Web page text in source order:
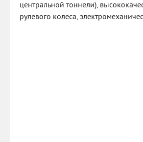
центральной тоннели),
рулевого колеса,